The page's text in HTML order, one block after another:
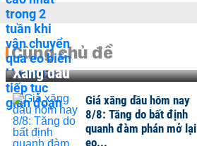
Cùng chủ đề
Xăng dầu
Giá xăng dầu hôm nay
8/8: Tăng do bất định
quanh đàm phán mở lại
eo...